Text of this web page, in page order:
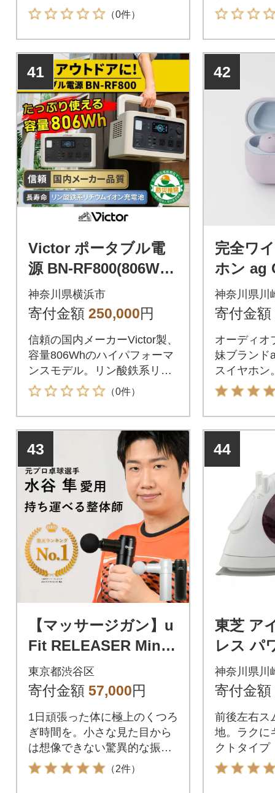
（0件）
41
Victor ポータブル電
源 BN-RF800(806Wh)|
防災・非常用・アウト
ドアにぴったり
神奈川県横浜市
寄付金額 250,000円
信頼の国内メーカーVictor製、
容量806Whのハイパフォーマ
ンスモデル。リン酸鉄系リチ
ウムイオン充電池採用で長寿
命かつ安全。停電時のバック
アップ電源としてはもちろ
ん、本格的なアウトドアや車
中泊でも電力を気にせず快適
（0件）
42
完全ワ
ホン ag
r ASMR
神奈川県川
寄付金額
オーディオ
妹ブランド
スイヤホン
43
【マッサージガン】u
Fit RELEASER Mini <
ブラック> 【13600
1】
東京都渋谷区
寄付金額 57,000円
1日頑張った体に極上のくつろ
ぎ時間を。小さな見た目から
は想像できない驚異的な振動
で、お家で簡単にセルフケ
ア。uFit RELEASER Miniがあ
（2件）
44
東芝 ア
レス パ
ム TA-
生活家
神奈川県川
寄付金額
前後左右ス
地。ラクに
クトタイプ